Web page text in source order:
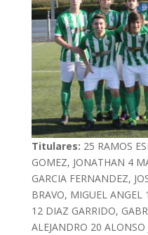
Titulares: 25 RAMOS
GOMEZ, JONATHAN 4
GARCIA FERNANDEZ,
BRAVO, MIGUEL ANGEL
12 DIAZ GARRIDO,
ALEJANDRO 20